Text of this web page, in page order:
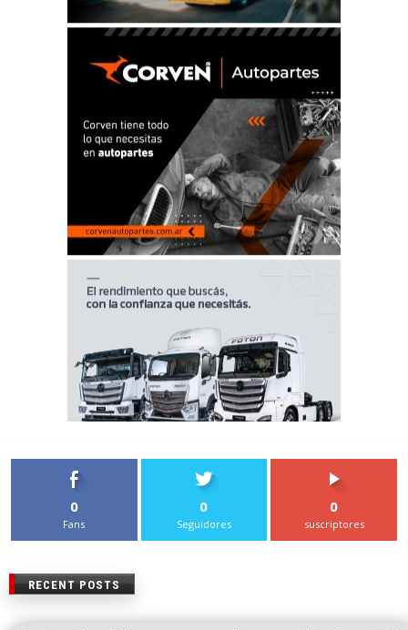
0
Fans
0
Seguidores
0
suscriptores
RECENT POSTS